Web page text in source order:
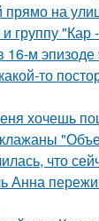
на
группу "Кар
м эпизоде
то
хочешь
что
Анна